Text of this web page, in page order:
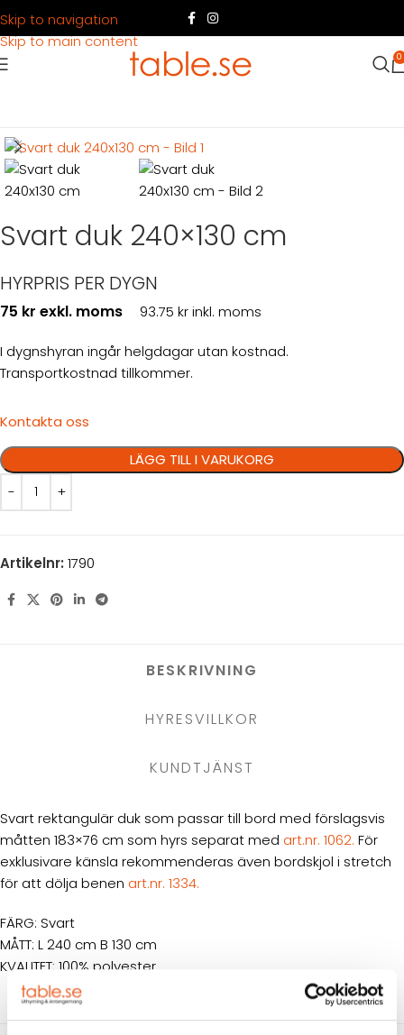
Skip to navigation
Skip to main content
0
Dukning Linne & överdrag
Svart duk 240×130 cm
HYRPRIS PER DYGN
75 kr exkl. moms 93.75 kr inkl. moms
I dygnshyran ingår helgdagar utan kostnad.
Transportkostnad tillkommer.
Kontakta oss
LÄGG TILL I VARUKORG
Artikelnr: 1790
BESKRIVNING
HYRESVILLKOR
KUNDTJÄNST
Svart rektangulär duk som passar till bord med förslagsvis
måtten 183×76 cm som hyrs separat med art.nr. 1062. För
exklusivare känsla rekommenderas även bordskjol i stretch
för att dölja benen art.nr. 1334.
FÄRG: Svart
MÅTT: L 240 cm B 130 cm
KVALITET: 100% polyester